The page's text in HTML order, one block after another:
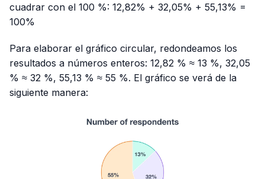
cuadrar con el 100 %: 12,82% + 32,05% + 55,13% =
100%
Para elaborar el gráfico circular, redondeamos los
resultados a números enteros: 12,82 % ≈ 13 %, 32,05
% ≈ 32 %, 55,13 % ≈ 55 %. El gráfico se verá de la
siguiente manera: